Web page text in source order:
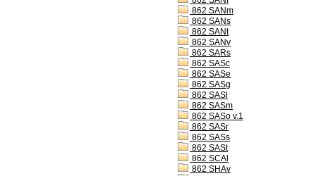
862 SANm
862 SANs
862 SANt
862 SANv
862 SARs
862 SASc
862 SASe
862 SASg
862 SASl
862 SASm
862 SASo v.1
862 SASr
862 SASs
862 SASt
862 SCAl
862 SHAv